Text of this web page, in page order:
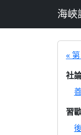
海峽
«
社
習